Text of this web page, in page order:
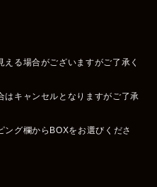
る場合がございますがご了承く
キャンセルとなりますがご了承
グ欄からBOXをお選びくださ